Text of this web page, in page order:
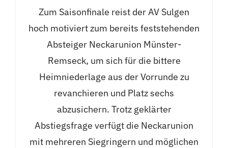
Zum Saisonfinale reist der AV Sulgen
hoch motiviert zum bereits feststehenden
Absteiger Neckarunion Münster-
Remseck, um sich für die bittere
Heimniederlage aus der Vorrunde zu
revanchieren und Platz sechs
abzusichern. Trotz geklärter
Abstiegsfrage verfügt die Neckarunion
mit mehreren Siegringern und möglichen